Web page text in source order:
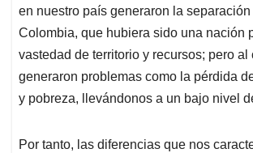
en nuestro país generaron la separación
Colombia, que hubiera sido una nación
vastedad de territorio y recursos; pero al
generaron problemas como la pérdida
y pobreza, llevándonos a un bajo nivel
Por tanto, las diferencias que nos